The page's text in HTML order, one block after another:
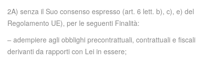
2A) senza il Suo consenso espresso (art. 6 lett. b), c), e) del
Regolamento UE), per le seguenti Finalità:
– adempiere agli obblighi precontrattuali, contrattuali e fiscali
derivanti da rapporti con Lei in essere;